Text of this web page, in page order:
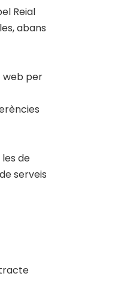
Reial
abans
web per
de
serveis